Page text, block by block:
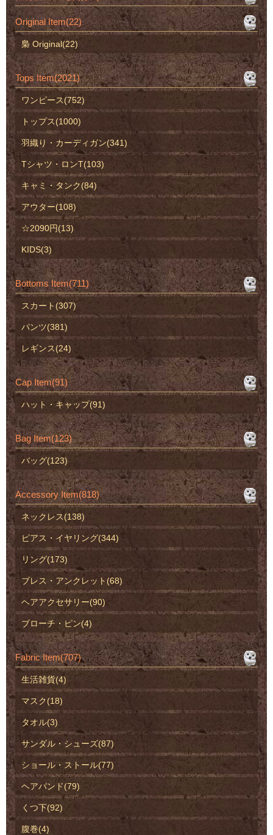
Original Item(22)
梟 Original(22)
Tops Item(2021)
ワンピース(752)
トップス(1000)
羽織り・カーディガン(341)
Tシャツ・ロンT(103)
キャミ・タンク(84)
アウター(108)
☆2090円(13)
KIDS(3)
Bottoms Item(711)
スカート(307)
パンツ(381)
レギンス(24)
Cap Item(91)
ハット・キャップ(91)
Bag Item(123)
バッグ(123)
Accessory Item(818)
ネックレス(138)
ピアス・イヤリング(344)
リング(173)
ブレス・アンクレット(68)
ヘアアクセサリー(90)
ブローチ・ピン(4)
Fabric Item(707)
生活雑貨(4)
マスク(18)
タオル(3)
サンダル・シューズ(87)
ショール・ストール(77)
ヘアバンド(79)
くつ下(92)
腹巻(4)